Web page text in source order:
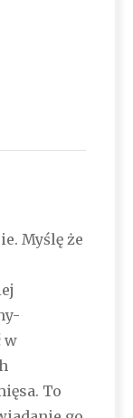
Myślę że
w
To